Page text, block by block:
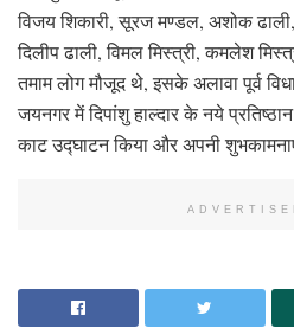
विजय शिकारी, सूरज मण्डल, अशोक ढाली,
दिलीप ढाली, विमल मिस्त्री, कमलेश
तमाम लोग मौजूद थे, इसके अलावा पूर्व
जयनगर में दिपांशु हाल्दार के नये
काट उद्घाटन किया और अपनी